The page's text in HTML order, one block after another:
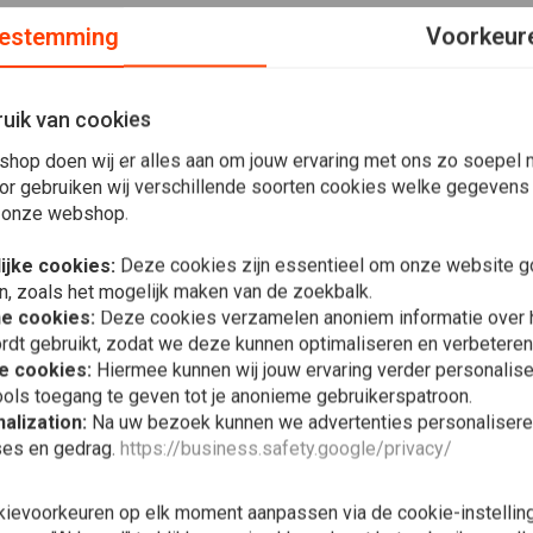
voor BMW PAralever airhead-modellen met 41mm-
de BMW Triple Tree Clamp door rebelmoto verstijft de
betere rit, vooral op snelheden op snelwegen.
van vliegtuigkwaliteit. Na het bewerken
inclusief anodiseren. Het resultaat is een gladde satijnen
motorfiets build of een andere custom build, waar je
voorvorken bevestigt, is CNC-gefreesd uit roestvrij staal en
worden gebruikt om een ​​snelheidsmeter of andere
REBELMOTO
BMW
41mm
€37,71
van cookies
doen wij er alles aan om jouw ervaring met ons zo soepel
gebruiken wij verschillende soorten cookies welke
webshop.
cookies: Deze cookies zijn essentieel om onze website
zoals het mogelijk maken van de zoekbalk.
cookies: Deze cookies verzamelen anoniem informatie over
gebruikt, zodat we deze kunnen optimaliseren en
cookies: Hiermee kunnen wij jouw ervaring verder
toegang te geven tot je anonieme gebruikerspatroon.
Na uw bezoek kunnen we advertenties
en gedrag. https://business.safety.google/privacy/
op elk moment aanpassen via de cookie-